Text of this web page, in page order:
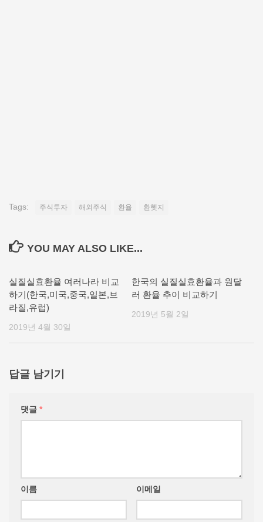
Tags: 주식투자 해외주식 환율 환헷지
YOU MAY ALSO LIKE...
실질실효환율 여러나라 비교
하기(한국,미국,중국,일본,브
라질,유럽)
2019년 4월 30일
한국의 실질실효환율과 원달
러 환율 추이 비교하기
2019년 5월 2일
답글 남기기
댓글 *
이름 이메일